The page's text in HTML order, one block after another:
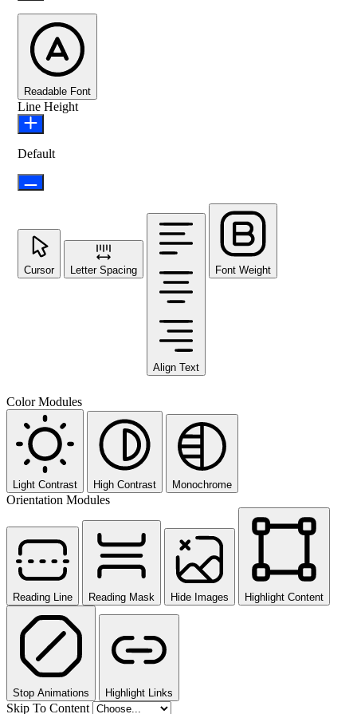
Readable Font
Line Height
Default
Cursor Letter Spacing
Align Text
Font Weight
Color Modules
Light Contrast High Contrast Monochrome
Orientation Modules
Reading Line Reading Mask Hide Images Highlight Content
Stop Animations Highlight Links
Skip To Content